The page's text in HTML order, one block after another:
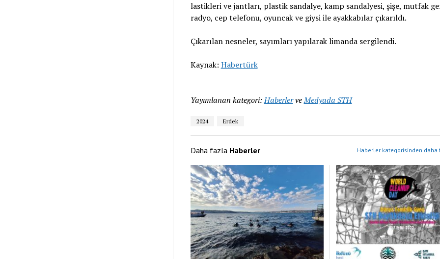
lastikleri ve jantları, plastik sandalye, kamp sandalyesi, şişe, mutfak
radyo, cep telefonu, oyuncak ve giysi ile ayakkabılar çıkarıldı.
Çıkarılan nesneler, sayımları yapılarak limanda sergilendi.
Kaynak: Habertürk
Yayımlanan kategori: HaberlerveMedyada STH
2024 Erdek
Daha fazla Haberler Haberler kategorisinden daha